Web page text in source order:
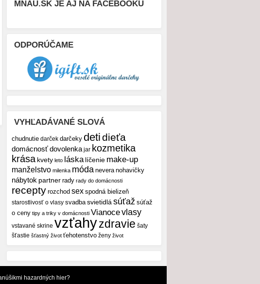
MNAU.SK JE AJ NA FACEBOOKU
ODPORÚČAME
VYHĽADÁVANÉ SLOVÁ
chudnutie darček darčeky detidieťa
domácnosťdovolenka jar kozmetika
krása kvety leto láska líčenie make-up
manželstvo milenka móda nevera nohavičky
nábytok partner rady rady do domácnosti
recepty rozchod sex spodná bielizeň
starostlivosť o vlasy svadba svietidlá súťaž súťaž
o ceny tipy a triky v domácnosti Vianocevlasy
vstavané skrine vzťahyzdravie šaty
šťastie šťastný život ťehotenstvo ženy život
hazardných hier?